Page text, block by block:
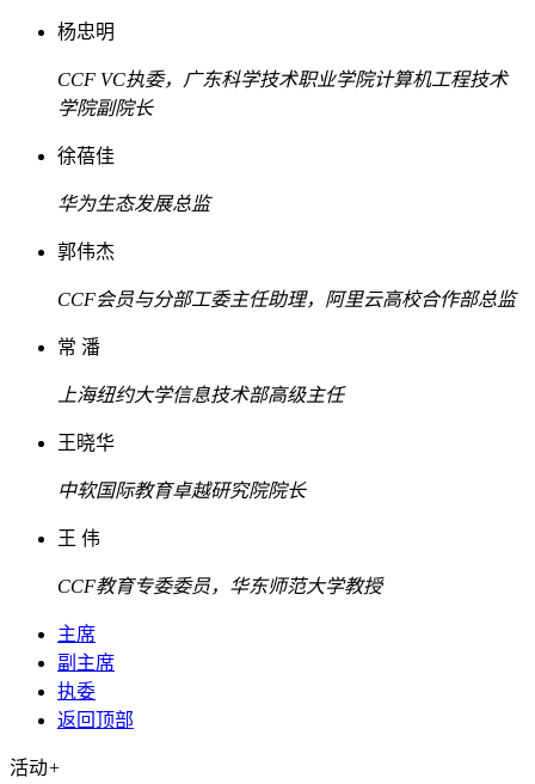
杨忠明
CCF VC执委，广东科学技术职业学院计算机工程技术
学院副院长
徐蓓佳
华为生态发展总监
郭伟杰
CCF会员与分部工委主任助理，阿里云高校合作部总监
常 潘
上海纽约大学信息技术部高级主任
王晓华
中软国际教育卓越研究院院长
王 伟
CCF教育专委委员，华东师范大学教授
主席
副主席
执委
返回顶部
活动+